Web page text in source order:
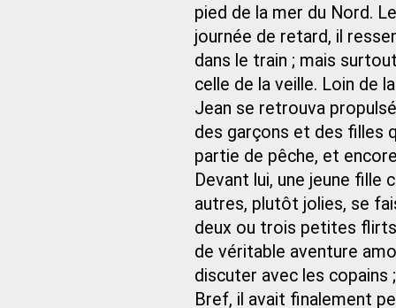
pied de la mer du Nord.
journée de retard, il
dans le train ; mais
celle de la veille. Loin de
Jean se retrouva
des garçons et des filles
partie de pêche, et
Devant lui, une jeune fille
autres, plutôt jolies, se
deux ou trois petites flirts
de véritable aventure
discuter avec les
Bref, il avait finalement